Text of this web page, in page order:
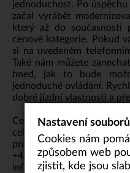
jednoduchost. Po
začal vyrábět
který až do současnosti
cenové kategorie. Pokud
si na uvedeném
Také nám můžete
hned, jak to bude
jednoduché ovládání.
dobré jízdní vlastnosti a
Cena konkrétního
celkového stavu
pro konkrétní cenovou
+420 736 543
info@invalidnivozicky.cz.
Nastavení
Cookies nám
způsobem web
zjistit, kde jsou